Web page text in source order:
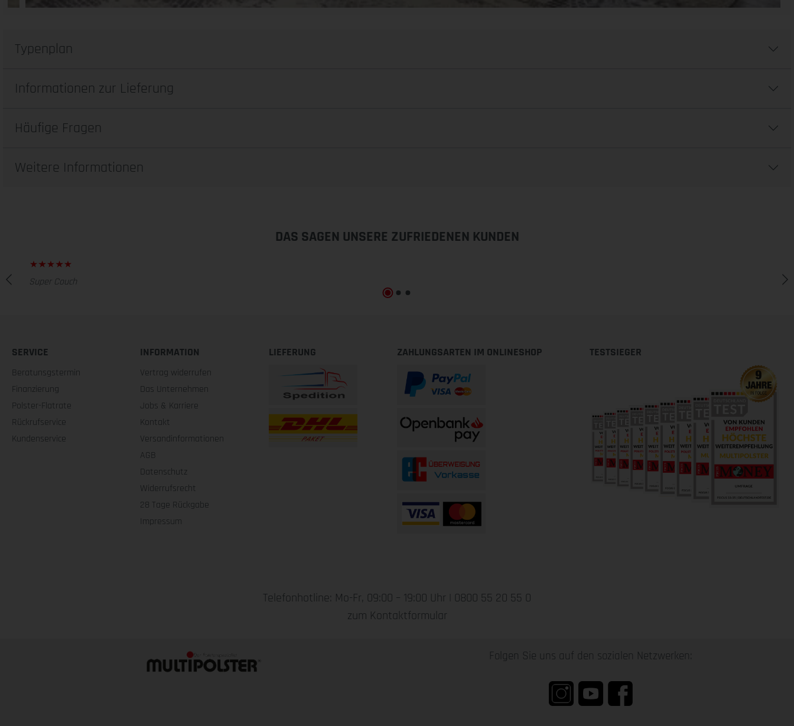
Typenplan
Informationen zur Lieferung
Häufige Fragen
Weitere Informationen
DAS SAGEN UNSERE ZUFRIEDENEN KUNDEN
Super Couch
SERVICE
Beratunsgstermin
Finanzierung
Polster-Flatrate
Rückrufservice
Kundenservice
INFORMATION
Vertrag widerrufen
Das Unternehmen
Jobs & Karriere
Kontakt
Versandinformationen
AGB
Datenschutz
Widerrufsrecht
28 Tage Rückgabe
Impressum
LIEFERUNG ZAHLUNGSARTEN IM ONLINESHOP TESTSIEGER
Telefonhotline: Mo-Fr, 09:00 – 19:00 Uhr | 0800 55 20 55 0
zum Kontaktformular
Folgen Sie uns auf den sozialen Netzwerken: